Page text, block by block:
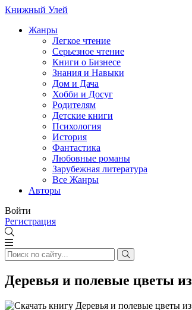
Книжный Улей
Жанры
Легкое чтение
Серьезное чтение
Книги о Бизнесе
Знания и Навыки
Дом и Дача
Хобби и Досуг
Родителям
Детские книги
Психология
История
Фантастика
Любовные романы
Зарубежная литература
Все Жанры
Авторы
Войти
Регистрация
Деревья и полевые цветы